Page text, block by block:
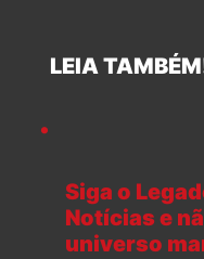
LEIA
Siga o
Notícias e
universo